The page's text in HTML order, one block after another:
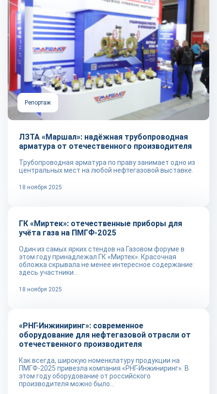
Репортаж
ЛЗТА «Маршал»: надёжная трубопроводная
арматура от отечественного производителя
Трубопроводная арматура по праву занимает одно из
центральных мест на любой нефтегазовой выставке.
18 ноября 2025
Репортаж
ГК «Миртек»: отечественные приборы для
учёта газа на ПМГФ-2025
Один из самых ярких стендов на Газовом форуме в
этом году принадлежал ГК «Миртек». Красочная
обложка скрывала не менее интересное содержание:
здесь участники...
18 ноября 2025
Репортаж
«РНГ-Инжиниринг»: современное
оборудование для нефтегазовой отрасли от
отечественного производителя
Как всегда, широкую номенклатуру продукции на
ПМГФ-2025 привезла компания «РНГ-Инжиниринг». В
этом году оборудование от российского
производителя можно было...